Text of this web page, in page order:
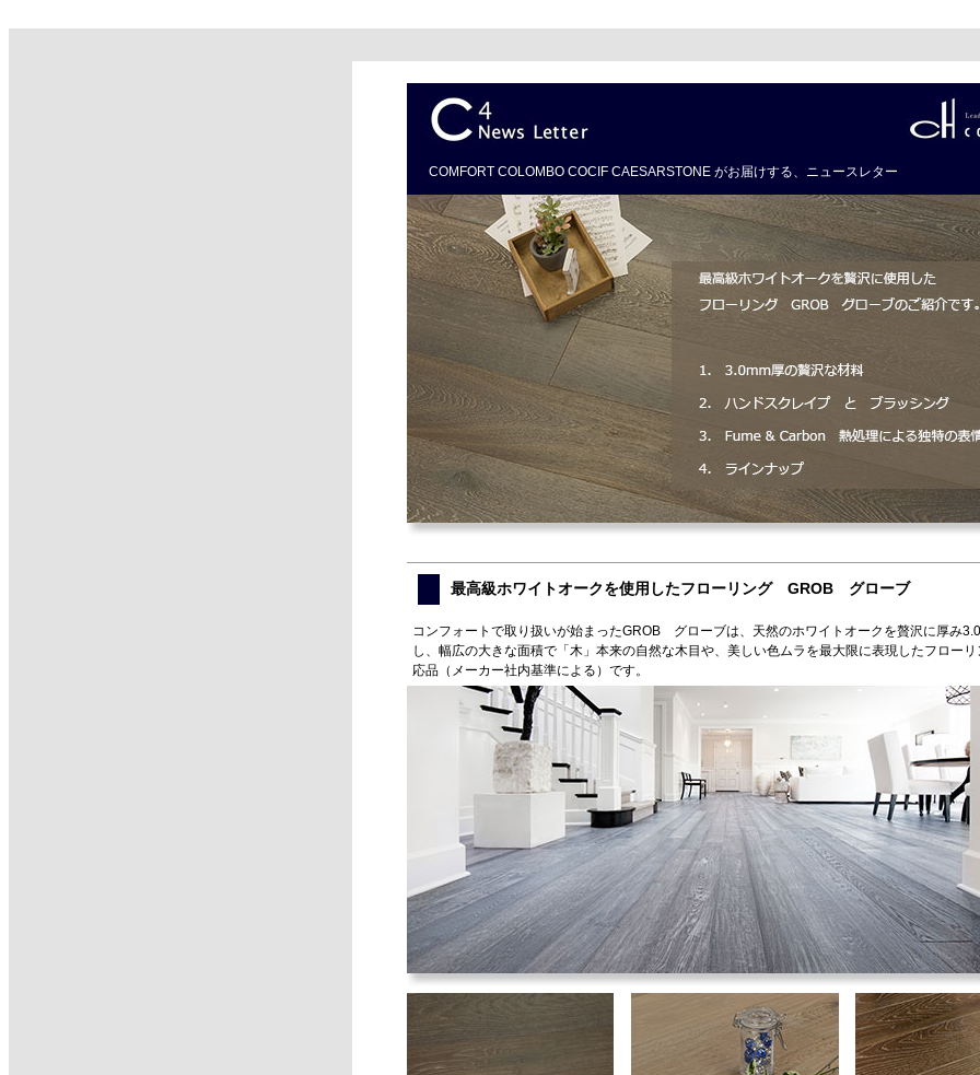
COMFORT COLOMBO COCIF CAESARSTONE がお届けする、ニュースレター
最高級ホワイトオークを使用したフローリング GROB グローブ
コンフォートで取り扱いが始まったGROB グローブは、天然のホワイトオークを贅沢に厚み
し、幅広の大きな面積で「木」本来の自然な木目や、美しい色ムラを最大限に表現したフロー
応品（メーカー社内基準による）です。